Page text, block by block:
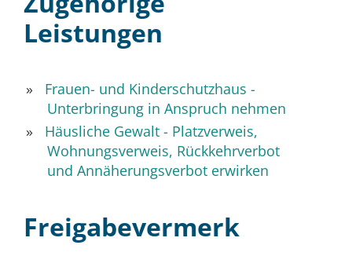
Leistungen
Frauen- und Kinderschutzhaus -
Unterbringung in Anspruch nehmen
Häusliche Gewalt - Platzverweis,
Wohnungsverweis, Rückkehrverbot
und Annäherungsverbot erwirken
Freigabevermerk